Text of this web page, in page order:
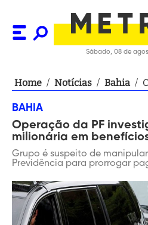
Sábado, 08 de
Home / Notícias / Bahia /
BAHIA
Operação da PF
milionária em
Grupo é suspeito de
Previdência para prorrogar